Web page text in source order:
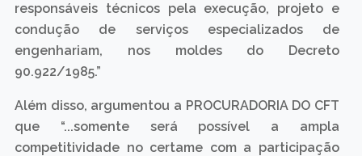
responsáveis técnicos pela execução, projeto e
condução de serviços especializados de
engenhariam, nos moldes do Decreto
90.922/1985.”
Além disso, argumentou a PROCURADORIA DO CFT
que “...somente será possível a ampla
competitividade no certame com a participação